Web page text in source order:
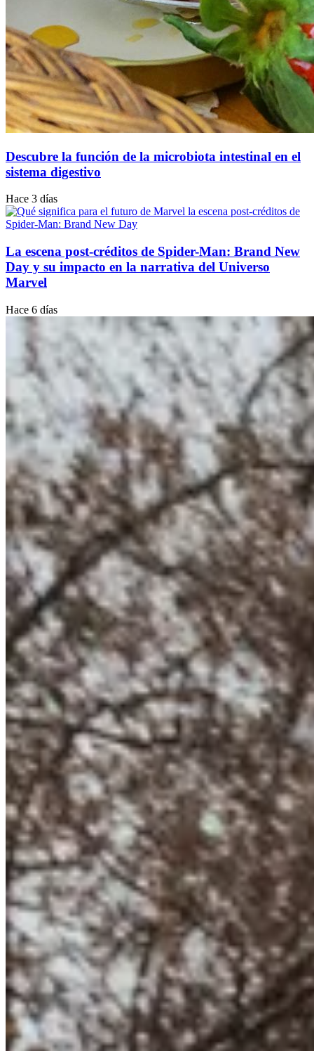
Descubre la función de la microbiota intestinal en el
sistema digestivo
Hace 3 días
La escena post-créditos de Spider-Man: Brand New
Day y su impacto en la narrativa del Universo
Marvel
Hace 6 días